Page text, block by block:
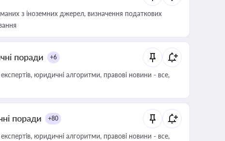
з іноземних джерел, визначення податкових
поради +6
юридичні алгоритми, правові новини - все,
поради +80
юридичні алгоритми, правові новини - все,